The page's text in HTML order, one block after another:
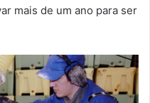
mais de um ano para ser